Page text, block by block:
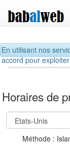
En utilisant nos
accord pour
Horaires de
Méthode :